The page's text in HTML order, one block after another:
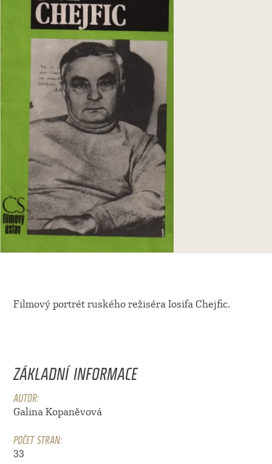
Filmový portrét ruského režiséra Iosifa Chejfic.
ZÁKLADNÍ INFORMACE
AUTOR:
Galina Kopaněvová
POČET STRAN:
33